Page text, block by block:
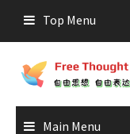
content
Top Menu
Main Menu